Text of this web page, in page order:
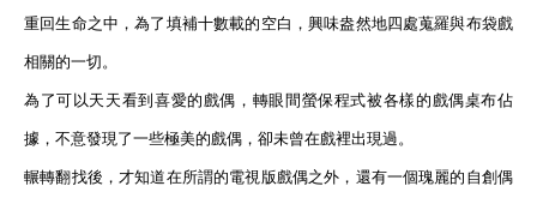
重回生命之中，為了填補十數載的空白，興味盎然地四處蒐羅與布袋戲
相關的一切。
為了可以天天看到喜愛的戲偶，轉眼間螢保程式被各樣的戲偶桌布佔
據，不意發現了一些極美的戲偶，卻未曾在戲裡出現過。
輾轉翻找後，才知道在所謂的電視版戲偶之外，還有一個瑰麗的自創偶